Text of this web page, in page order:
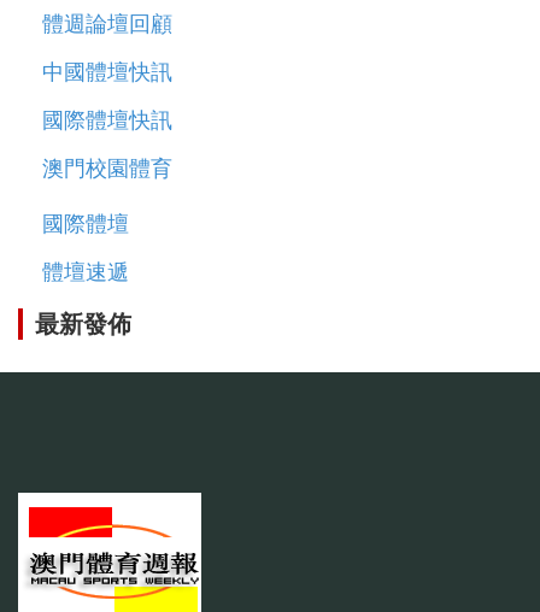
體週論壇回顧
中國體壇快訊
國際體壇快訊
澳門校園體育
國際體壇
體壇速遞
最新發佈